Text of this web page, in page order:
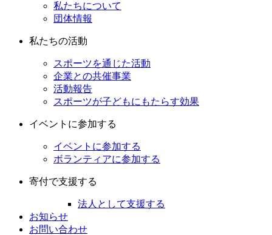
私たちについて
団体情報
私たちの活動
スポーツを通じた活動
企業との共催事業
活動報告
スポーツが子どもにもたらす効果
イベントに参加する
イベントに参加する
ボランティアに参加する
寄付で支援する
法人として支援する
お知らせ
お問い合わせ